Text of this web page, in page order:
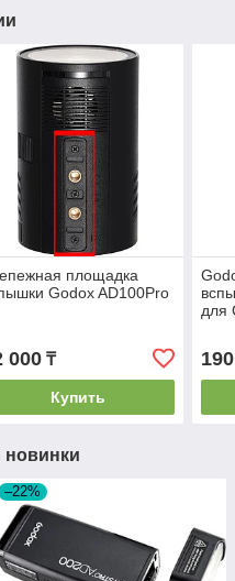
площадка
Godox AD100Pro
000₸
Купить
для
–22%